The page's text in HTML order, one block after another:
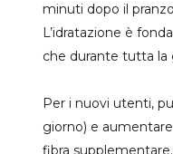
minuti dopo il
L’idratazione è
che durante tutta la
Per i nuovi utenti,
giorno) e
fibra supplementare.